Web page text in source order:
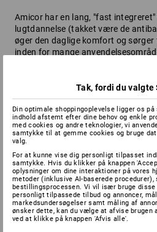
Amicor har en lang, "fast
lugtdannelse (takket være de
øger den daglige komfort og
inden for mange
Antipill-stoffet forhindrer
knuder opstår på grund af
hvor der altid stikker nogle uldne
sammen og danner knuder.
AQL-værdi
Acceptable Quality Level = metode
hvor en tæthedsværdi på mindst
Tak, fordi du valgte
Din optimale shoppingoplevelse ligger os
indhold afstemt efter dine behov og enkle
med cookies og andre teknologier, vi
samtykke til at gemme cookies og bruge
valg.
For at kunne vise dig personligt tilpasset
samtykke. Hvis du klikker på knappen
oplysninger om dine interaktioner på vores
metoder (inklusive AI-baserede
bestillingsprocessen. Vi vil især bruge
personligt tilpassede tilbud og annoncer,
markedsundersøgelser samt måling af
ønsker dette, kan du vælge at afvise brugen
ved at klikke på knappen 'Afvis alle'.